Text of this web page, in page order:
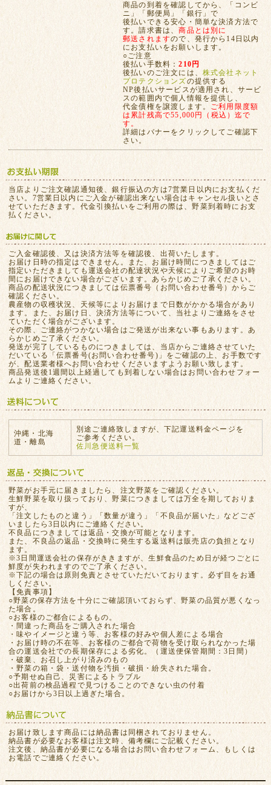
商品の到着を確認してから、「コンビ
ニ」「郵便局」「銀行」で
後払いできる安心・簡単な決済方法で
す。請求書は、商品とは別に
郵送されますので、発行から14日以内
にお支払いをお願いします。
○ご注意
後払い手数料：210円
後払いのご注文には、 株式会社ネット
プロテクションズの提供する
NP後払いサービスが適用され、サービ
スの範囲内で個人情報を提供し、
代金債権を譲渡します。 ご利用限度額
は累計残高で55,000円（税込）迄で
す。
詳細はバナーをクリックしてご確認下
さい。
当店よりご注文確認通知後、銀行振込の方は7営業日以内にお支払くだ
さい。7営業日以内にご入金が確認出来ない場合はキャンセル扱いとさ
せていただきます。代金引換払いをご利用の際は、野菜到着時にお支
払ください。
ご入金確認後、又は決済方法等を確認後、出荷いたします。
お届け日時の指定はできません。また、お届け時間につきましてはご
指定いただきましても運送会社の配達状況や天候によりご希望のお時
間にお届けできない場合がございます。あらかじめご了承ください。
商品の配送状況につきましては伝票番号（お問い合わせ番号）からご
確認ください。
農産物の収穫状況、天候等によりお届けまで日数がかかる場合があり
ます。また、お届け日、決済方法等について、当社よりご連絡をさせ
ていただく場合がございます。
その際、ご連絡がつかない場合はご発送が出来ない事もあります。あ
らかじめご了承ください。
発送が完了しているものにつきましては、当店からご連絡させていた
だいている「伝票番号(お問い合わせ番号)」をご確認の上、お手数です
が、配送業者様へお問い合わせくださいますようお願い致します。
商品発送後1週間以上経過しても到着しない場合はお問い合わせフォー
ムよりご連絡ください。
沖縄・北海
道・離島
別途ご連絡致しますが、下記運送料金ページを
ご参考ください。
佐川急便送料一覧
野菜がお手元に届きましたら、注文野菜をご確認ください。
生鮮野菜を取り扱っており、野菜につきましては万全を期しておりま
すが、
「注文したものと違う」「数量が違う」「不良品が届いた」などござ
いましたら3日以内にご連絡ください。
不良品につきましては返品・交換が可能となります。
また、不良品の返品・交換時に発生する返送料は販売店の負担となり
ます。
※3日間運送会社の保存がききますが、生鮮食品のため日が経つごとに
鮮度が失われますのでご了承ください。
※下記の場合は原則免責とさせていただいております。必ず目をお通
しください。
【免責事項】
○野菜の保存方法を十分にご確認頂いておらず、野菜の品質が悪くなっ
た場合。
○お客様のご都合によるもの。
・間違った商品をご購入された場合
・味やイメージと違う等、お客様の好みや個人差による場合
・お届け時の不在等、お客様のご都合で荷物を受け取られなかった場
合の運送会社での長期保存による劣化。（運送便保管期間：3日間）
・破棄、お召し上がり済みのもの
・野菜の箱・袋・送付物を汚損・破損・紛失された場合。
○予期せぬ自己、災害によるトラブル
○出荷前の検品過程で見つけることのできない虫の付着
○お届けから3日以上過ぎた場合。
お届け致します商品には納品書は同梱されておりません。
納品書が必要なお客様は注文時、備考欄にご記載ください。
注文後、納品書が必要になる場合はお問い合わせフォーム、もしくは
お電話でご連絡ください。